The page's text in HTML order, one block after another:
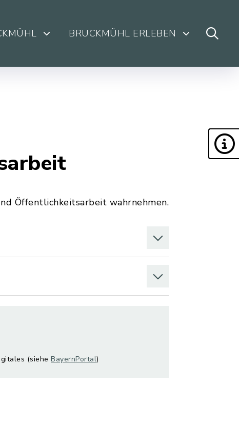
BRUCKMÜHL ERLEBEN
Öffentlichkeitsarbeit wahrnehmen.
(siehe BayernPortal)